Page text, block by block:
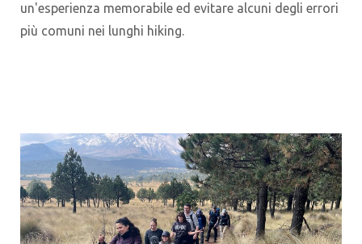
un'esperienza memorabile ed evitare alcuni degli errori
più comuni nei lunghi hiking.